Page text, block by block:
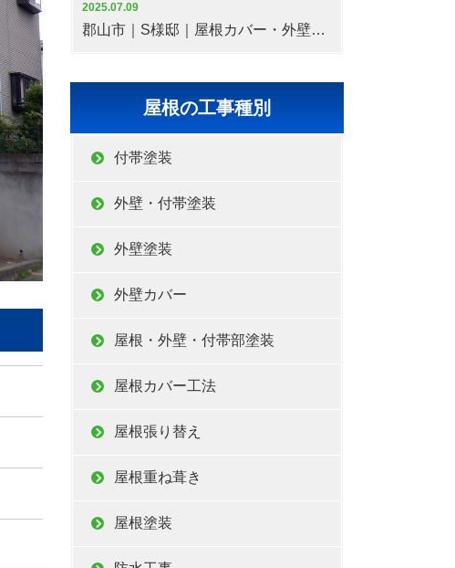
2025.07.09
郡山市｜S様邸｜屋根カバー・外壁塗装工事
屋根の工事種別
付帯塗装
外壁・付帯塗装
外壁塗装
外壁カバー
屋根・外壁・付帯部塗装
屋根カバー工法
屋根張り替え
屋根重ね葺き
屋根塗装